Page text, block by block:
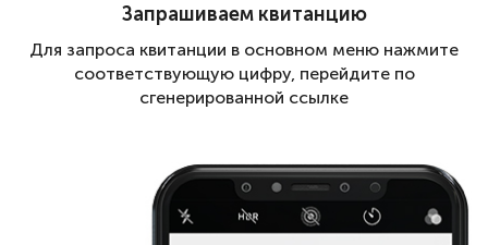
Запрашиваем квитанцию
Для запроса квитанции в основном меню нажмите
соответствующую цифру, перейдите по
сгенерированной ссылке